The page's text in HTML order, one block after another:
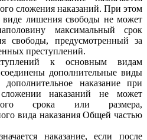
сложения наказаний. При этом
виде лишения свободы не может
максимальный срок
свободы, предусмотренный за
преступлений.
к основным видам
дополнительные виды
дополнительное наказание при
наказаний не может
срока или размера,
вида наказания Общей частью
наказание, если после